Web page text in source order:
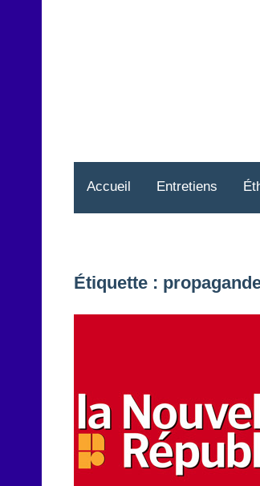
Accueil Entretiens
Étiquette :